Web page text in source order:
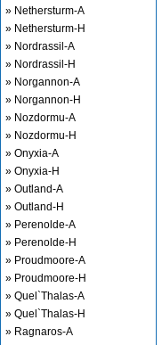
» Nethersturm-A
» Nethersturm-H
» Nordrassil-A
» Nordrassil-H
» Norgannon-A
» Norgannon-H
» Nozdormu-A
» Nozdormu-H
» Onyxia-A
» Onyxia-H
» Outland-A
» Outland-H
» Perenolde-A
» Perenolde-H
» Proudmoore-A
» Proudmoore-H
» Quel`Thalas-A
» Quel`Thalas-H
» Ragnaros-A